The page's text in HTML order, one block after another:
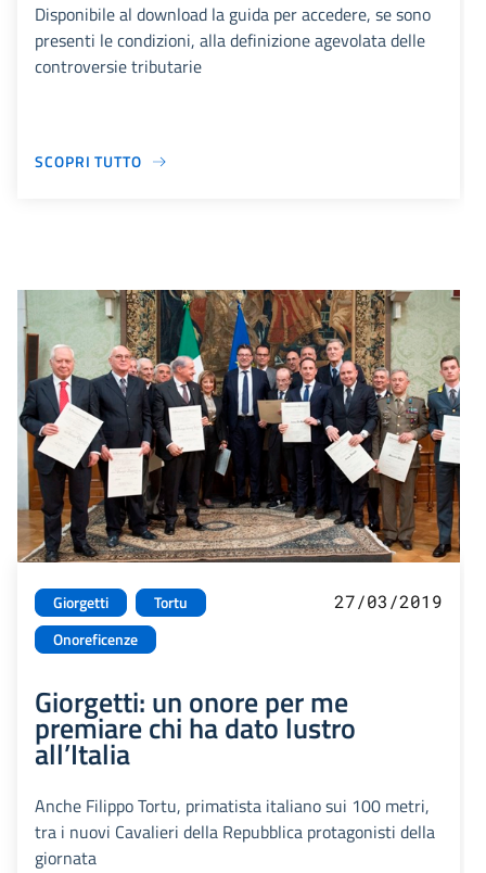
Disponibile al download la guida per accedere, se sono
presenti le condizioni, alla definizione agevolata delle
controversie tributarie
SCOPRI TUTTO
Giorgetti
Tortu
Onoreficenze
27/03/2019
Giorgetti: un onore per me
premiare chi ha dato lustro
all’Italia
Anche Filippo Tortu, primatista italiano sui 100 metri,
tra i nuovi Cavalieri della Repubblica protagonisti della
giornata